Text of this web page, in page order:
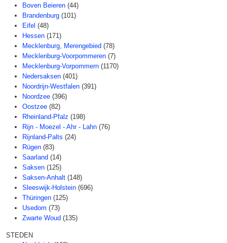
Boven Beieren (44)
Brandenburg (101)
Eifel (48)
Hessen (171)
Mecklenburg, Merengebied (78)
Mecklenburg-Voorpommeren (7)
Mecklenburg-Vorpommern (1170)
Nedersaksen (401)
Noordrijn-Westfalen (391)
Noordzee (396)
Oostzee (82)
Rheinland-Pfalz (198)
Rijn - Moezel - Ahr - Lahn (76)
Rijnland-Palts (24)
Rügen (83)
Saarland (14)
Saksen (125)
Saksen-Anhalt (148)
Sleeswijk-Holstein (696)
Thüringen (125)
Usedom (73)
Zwarte Woud (135)
STEDEN